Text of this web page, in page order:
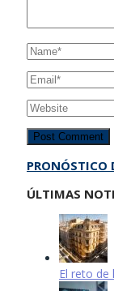
PRONÓSTICO
ÚLTIMAS
El reto de